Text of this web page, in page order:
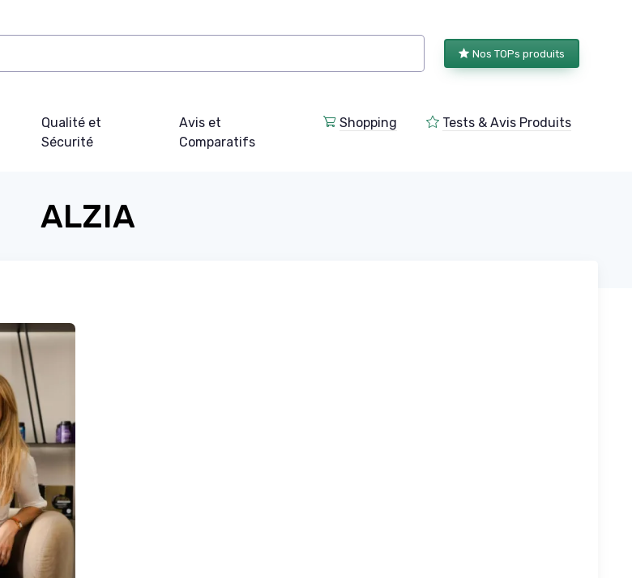
Nos TOPs produits
Qualité et
Sécurité
Avis et
Comparatifs
Shopping Tests & Avis Produits
ALZIA